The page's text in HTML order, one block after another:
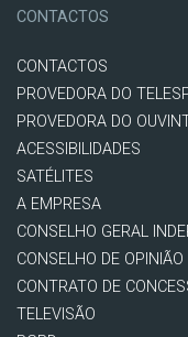
CONTACTOS
CONTACTOS
PROVEDORA DO
PROVEDORA DO
ACESSIBILIDADES
SATÉLITES
A EMPRESA
CONSELHO GERAL
CONSELHO DE OPINIÃO
CONTRATO DE
TELEVISÃO